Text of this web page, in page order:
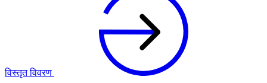
विस्तृत विवरण